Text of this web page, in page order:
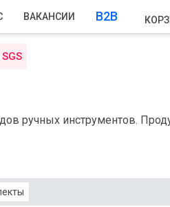
ВАКАНСИИ B2B
ручных инструментов.